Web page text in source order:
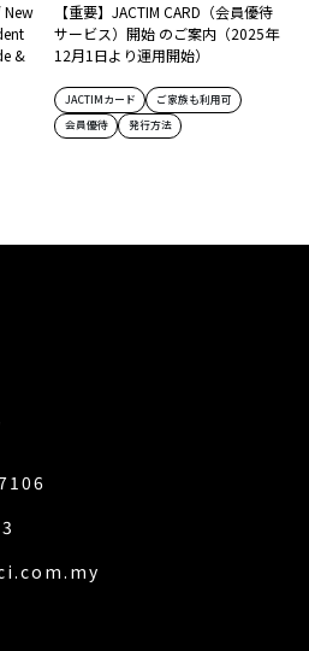
New
&
【重要】JACTIM CARD（会員優待
サービス）開始 のご案内（2025年
12月1日より運用開始）
JACTIMカード
ご家族も利用可
会員優待
発行方法